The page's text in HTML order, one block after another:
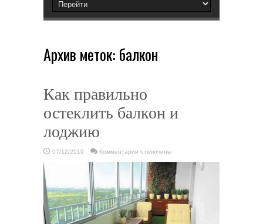
Архив меток: балкон
Как правильно
остеклить балкон и
лоджию
07/12/2019 Комментарии
Как
правильно
остеклить
балкон
и
лоджию
отключены